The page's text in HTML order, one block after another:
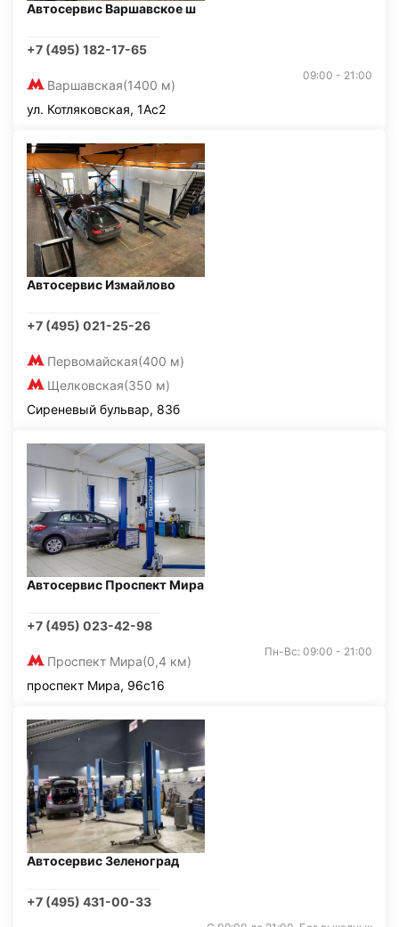
Автосервис Варшавское ш
+7 (495) 182-17-65
Варшавская(1400 м)
09:00 - 21:00
ул. Котляковская, 1Ас2
Автосервис Измайлово
+7 (495) 021-25-26
Первомайская(400 м)
Щелковская(350 м)
Сиреневый бульвар, 83б
Автосервис Проспект Мира
+7 (495) 023-42-98
Проспект Мира(0,4 км)
Пн-Вс: 09:00 - 21:00
проспект Мира, 96с16
Автосервис Зеленоград
+7 (495) 431-00-33